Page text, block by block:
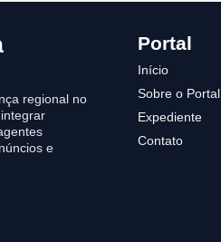
regional no
e
Portal
Início
Sobre o Portal
Expediente
Contato